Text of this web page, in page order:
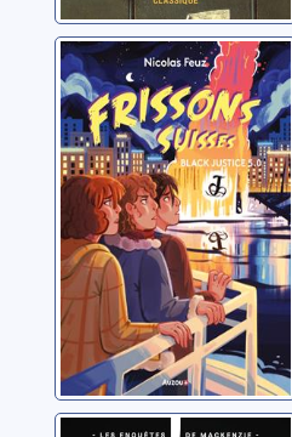
Black Justice 5.0
Feuz, Nicolas